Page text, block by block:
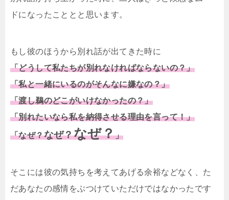
ドになったこととと思います。
もし彼のほうから別れ話が出てきた時に
「どうして私たちが別れなければならないの？」
「私と一緒にいるのがそんなに嫌なの？」
「渡し鵜のどこがいけなかったの？」
「別れたいなら私を納得させる理由を言って！」
「なぜ？なぜ？なぜ？」
そこには彼の気持ちを考えてあげる余裕などなく、た
だあなたの感情をぶつけていただけではなかったです